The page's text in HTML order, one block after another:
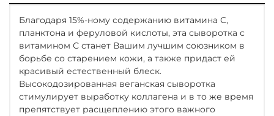
Благодаря 15%-ному содержанию витамина С,
планктона и феруловой кислоты, эта сыворотка с
витамином С станет Вашим лучшим союзником в
борьбе со старением кожи, а также придаст ей
красивый естественный блеск.
Высокодозированная веганская сыворотка
стимулирует выработку коллагена и в то же время
препятствует расщеплению этого важного